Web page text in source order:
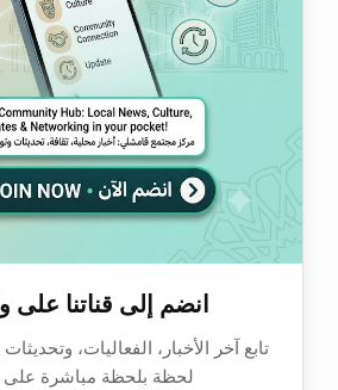
انضم إلى قناتنا على
تابع آخر الأخبار، الفعاليات،
لحظة بلحظة مباشرة على